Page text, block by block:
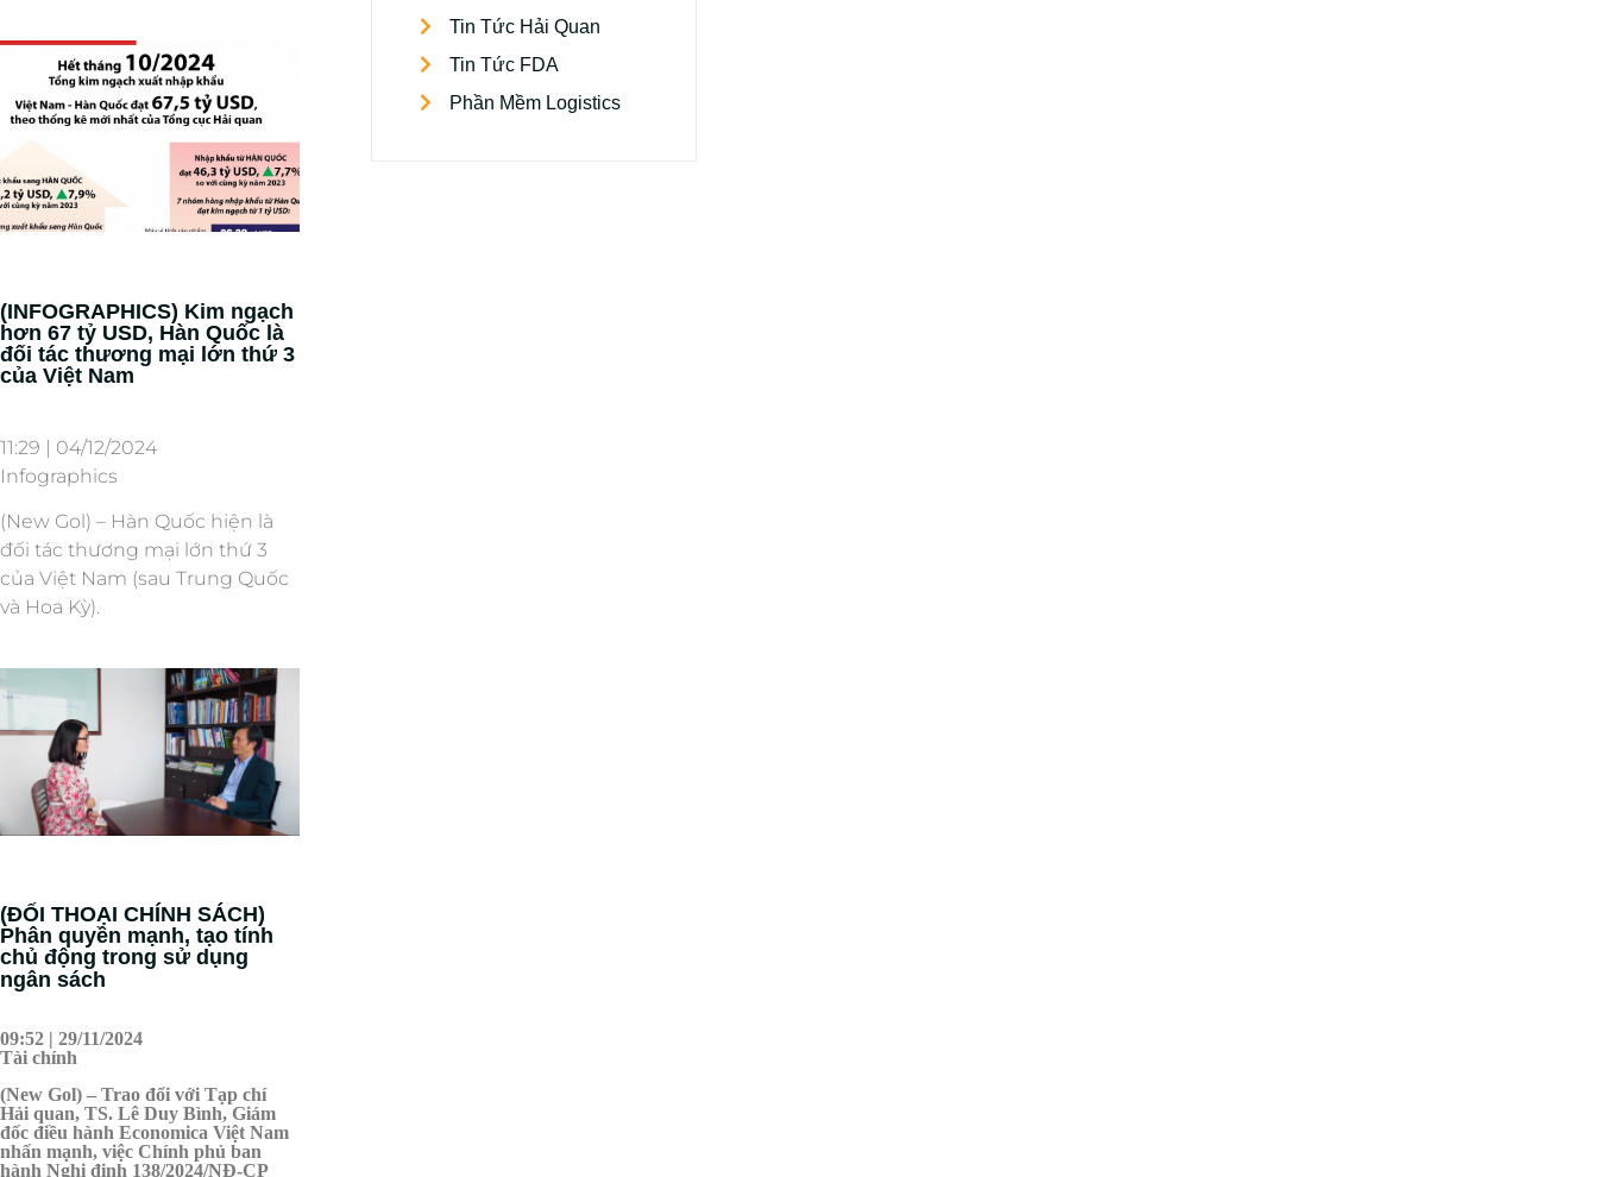
(INFOGRAPHICS) Kim ngạch
hơn 67 tỷ USD, Hàn Quốc là
đối tác thương mại lớn thứ 3
của Việt Nam
11:29 | 04/12/2024
Infographics
(New Gol) – Hàn Quốc hiện là
đối tác thương mại lớn thứ 3
của Việt Nam (sau Trung Quốc
và Hoa Kỳ).
(ĐỐI THOẠI CHÍNH SÁCH)
Phân quyền mạnh, tạo tính
chủ động trong sử dụng
ngân sách
09:52 | 29/11/2024
Tài chính
(New Gol) – Trao đổi với Tạp chí
Hải quan, TS. Lê Duy Bình, Giám
đốc điều hành Economica Việt Nam
nhấn mạnh, việc Chính phủ ban
hành Nghị định 138/2024/NĐ-CP
Tin Tức Hải Quan
Tin Tức FDA
Phần Mềm Logistics